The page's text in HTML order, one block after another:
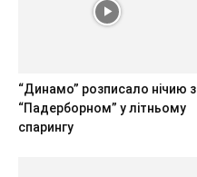
“Динамо” розписало нічию з
“Падерборном” у літньому
спарингу